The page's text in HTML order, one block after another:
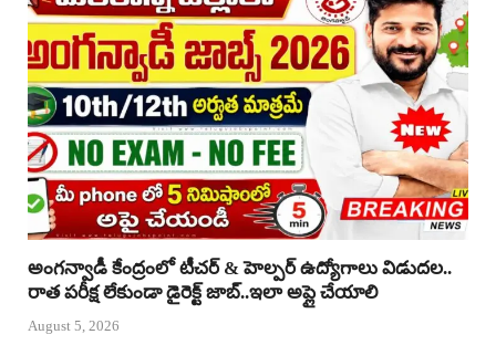
అంగన్వాడీ కేంద్రంలో టీచర్ & హెల్పర్ ఉద్యోగాలు విడుదల..
రాత పరీక్ష లేకుండా డైరెక్ట్ జాబ్..ఇలా అప్లై చేయాలి
August 5, 2026